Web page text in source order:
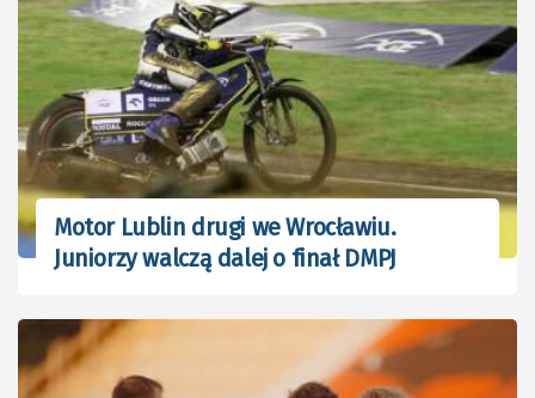
Motor Lublin drugi we Wrocławiu.
Juniorzy walczą dalej o finał DMPJ